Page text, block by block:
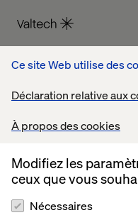
Ce site Web utilise des
Déclaration relative aux
À propos des cookies
Modifiez les
ceux que vous
Nécessaires
accueil livres blancs